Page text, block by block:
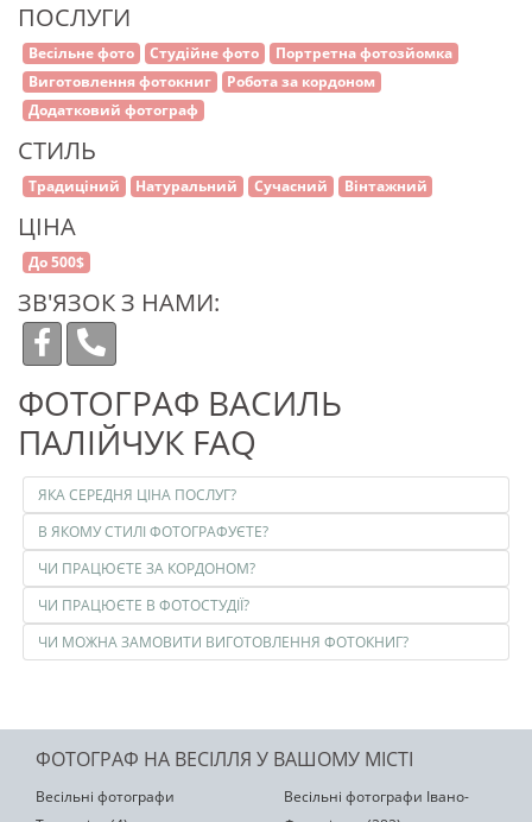
ПОСЛУГИ
Весільне фото Студійне фото
Портретна фотозйомка
Виготовлення фотокниг
Робота за кордоном
Додатковий фотограф
СТИЛЬ
Традиціний Натуральний Сучасний Вінтажний
ЦІНА
До 500$
ЗВ'ЯЗОК З НАМИ:
ФОТОГРАФ ВАСИЛЬ
ПАЛІЙЧУК FAQ
ЯКА СЕРЕДНЯ ЦІНА ПОСЛУГ?
В ЯКОМУ СТИЛІ ФОТОГРАФУЄТЕ?
ЧИ ПРАЦЮЄТЕ ЗА КОРДОНОМ?
ЧИ ПРАЦЮЄТЕ В ФОТОСТУДІЇ?
ЧИ МОЖНА ЗАМОВИТИ ВИГОТОВЛЕННЯ ФОТОКНИГ?
ФОТОГРАФ НА ВЕСІЛЛЯ У ВАШОМУ МІСТІ
Весільні фотографи
Весільні фотографи Івано-